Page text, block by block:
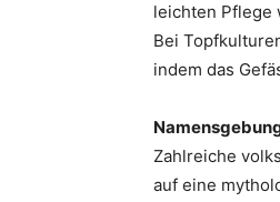
leichten Pflege
Bei
indem das
Zahlreiche
auf eine